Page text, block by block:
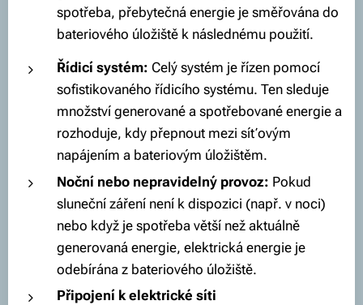
spotřeba, přebytečná energie je směřována do
bateriového úložiště k následnému použití.
Řídicí systém: Celý systém je řízen pomocí
sofistikovaného řídicího systému. Ten sleduje
množství generované a spotřebované energie a
rozhoduje, kdy přepnout mezi síťovým
napájením a bateriovým úložištěm.
Noční nebo nepravidelný provoz: Pokud
sluneční záření není k dispozici (např. v noci)
nebo když je spotřeba větší než aktuálně
generovaná energie, elektrická energie je
odebírána z bateriového úložiště.
Připojení k elektrické síti